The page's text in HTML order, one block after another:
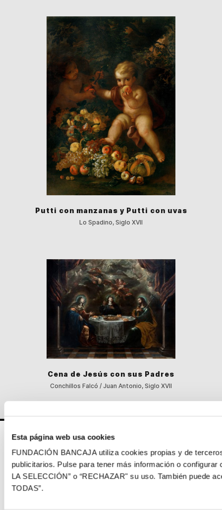
Esta página web usa cookies
FUNDACIÓN BANCAJA utiliza cookies propias y de
publicitarios. Pulse para tener más información o configurar
LA SELECCIÓN” o “RECHAZAR" su uso. También puede
TODAS”.
Putti con manzanas y Putti con uvas
Lo Spadino, Siglo XVII
Cena de Jesús con sus Padres
Conchillos Falcó / Juan Antonio, Siglo XVII